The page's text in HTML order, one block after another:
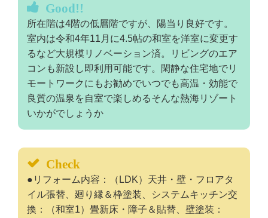
Good!!
所在階は4階の低層階ですが、陽当り良好です。
室内は令和4年11月に4.5帖の和室を洋室に変更す
るなど大規模リノベーション済。リビングのエア
コンも新設し即利用可能です。閑静な住宅地でリ
モートワークにもお勧めでいつでも高温・効能で
良質の温泉を自室で楽しめるそんな熱海リゾート
いかがでしょうか
Check
●リフォーム内容：（LDK）天井・壁・フロアタ
イル張替、廻り縁＆枠塗装、システムキッチン交
換：（和室1）畳新床・障子＆貼替、壁塗装：